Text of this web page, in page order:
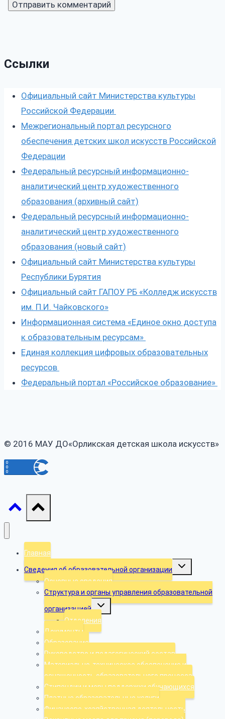
Ссылки
Официальный сайт Министерства культуры
Российской Федерации
Межрегиональный портал ресурсного
обеспечения детских школ искусств Российской
Федерации
Федеральный ресурсный информационно-
аналитический центр художественного
образования (архивный сайт)
Федеральный ресурсный информационно-
аналитический центр художественного
образования (новый сайт)
Официальный сайт Министерства культуры
Республики Бурятия
Официальный сайт ГАПОУ РБ «Колледж искусств
им. П.И. Чайковского»
Информационная система «Единое окно доступа
к образовательным ресурсам»
Единая коллекция цифровых образовательных
ресурсов
Федеральный портал «Российское образование»
© 2016 МАУ ДО«Орликская детская школа искусств»
Главная
Сведения об образовательной организации
Toggle
Основные сведения
Структура и органы управления образовательной
организацией
Toggle
child
menu
Отделения
Документы
Образование
Руководство и педагогический состав
Материально-техническое обеспечение и
оснащенность образовательного процесса
Стипендии и меры поддержки обучающихся
Платные образовательные услуги
Финансово-хозяйственная деятельность